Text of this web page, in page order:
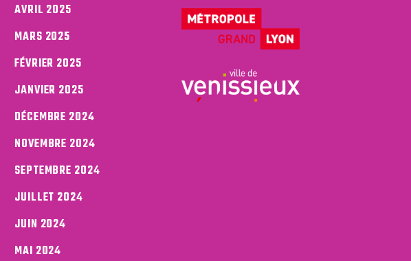
AVRIL 2025
MARS 2025
FÉVRIER 2025
JANVIER 2025
DÉCEMBRE 2024
NOVEMBRE 2024
SEPTEMBRE 2024
JUILLET 2024
JUIN 2024
MAI 2024